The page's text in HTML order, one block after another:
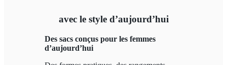
avec le style d’aujourd’hui
Des sacs conçus pour les femmes
d’aujourd’hui